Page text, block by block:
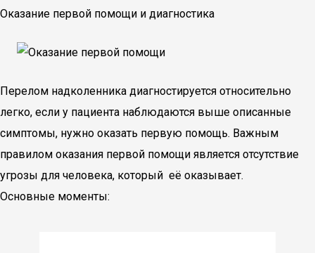
Оказание первой помощи и диагностика
Перелом надколенника диагностируется относительно
легко, если у пациента наблюдаются выше описанные
симптомы, нужно оказать первую помощь. Важным
правилом оказания первой помощи является отсутствие
угрозы для человека, который её оказывает.
Основные моменты: